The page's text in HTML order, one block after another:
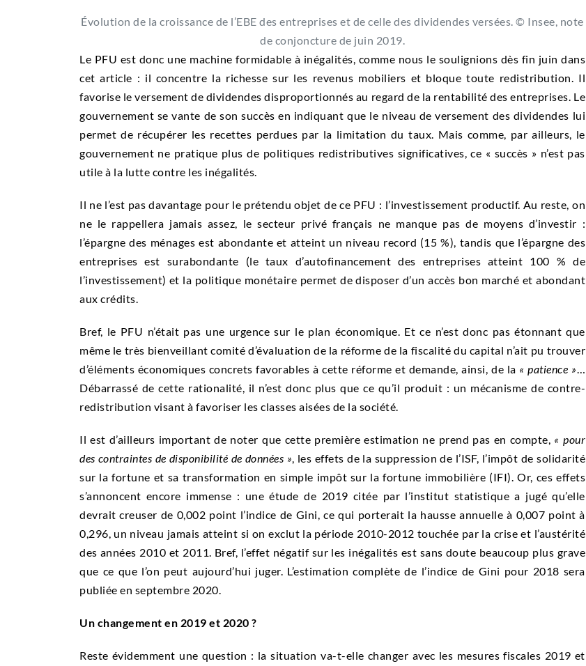
Évolution de la croissance de l’EBE des entreprises et de celle des dividendes versées. © Insee, note
de conjoncture de juin 2019.
Le PFU est donc une machine formidable à inégalités, comme nous le soulignions dès fin juin dans
cet article : il concentre la richesse sur les revenus mobiliers et bloque toute redistribution. Il
favorise le versement de dividendes disproportionnés au regard de la rentabilité des entreprises. Le
gouvernement se vante de son succès en indiquant que le niveau de versement des dividendes lui
permet de récupérer les recettes perdues par la limitation du taux. Mais comme, par ailleurs, le
gouvernement ne pratique plus de politiques redistributives significatives, ce « succès » n’est pas
utile à la lutte contre les inégalités.
Il ne l’est pas davantage pour le prétendu objet de ce PFU : l’investissement productif. Au reste, on
ne le rappellera jamais assez, le secteur privé français ne manque pas de moyens d’investir :
l’épargne des ménages est abondante et atteint un niveau record (15 %), tandis que l’épargne des
entreprises est surabondante (le taux d’autofinancement des entreprises atteint 100 % de
l’investissement) et la politique monétaire permet de disposer d’un accès bon marché et abondant
aux crédits.
Bref, le PFU n’était pas une urgence sur le plan économique. Et ce n’est donc pas étonnant que
même le très bienveillant comité d’évaluation de la réforme de la fiscalité du capital n’ait pu trouver
d’éléments économiques concrets favorables à cette réforme et demande, ainsi, de la « patience »…
Débarrassé de cette rationalité, il n’est donc plus que ce qu’il produit : un mécanisme de contre-
redistribution visant à favoriser les classes aisées de la société.
Il est d’ailleurs important de noter que cette première estimation ne prend pas en compte, « pour
des contraintes de disponibilité de données », les effets de la suppression de l’ISF, l’impôt de solidarité
sur la fortune et sa transformation en simple impôt sur la fortune immobilière (IFI). Or, ces effets
s’annoncent encore immense : une étude de 2019 citée par l’institut statistique a jugé qu’elle
devrait creuser de 0,002 point l’indice de Gini, ce qui porterait la hausse annuelle à 0,007 point à
0,296, un niveau jamais atteint si on exclut la période 2010-2012 touchée par la crise et l’austérité
des années 2010 et 2011. Bref, l’effet négatif sur les inégalités est sans doute beaucoup plus grave
que ce que l’on peut aujourd’hui juger. L’estimation complète de l’indice de Gini pour 2018 sera
publiée en septembre 2020.
Un changement en 2019 et 2020 ?
Reste évidemment une question : la situation va-t-elle changer avec les mesures fiscales 2019 et